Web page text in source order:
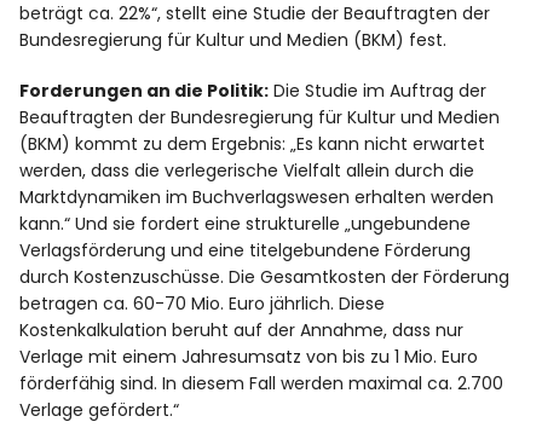
beträgt ca. 22%“, stellt eine Studie der Beauftragten der
Bundesregierung für Kultur und Medien (BKM) fest.
Forderungen an die Politik: Die Studie im Auftrag der
Beauftragten der Bundesregierung für Kultur und Medien
(BKM) kommt zu dem Ergebnis: „Es kann nicht erwartet
werden, dass die verlegerische Vielfalt allein durch die
Marktdynamiken im Buchverlagswesen erhalten werden
kann.“ Und sie fordert eine strukturelle „ungebundene
Verlagsförderung und eine titelgebundene Förderung
durch Kostenzuschüsse. Die Gesamtkosten der Förderung
betragen ca. 60-70 Mio. Euro jährlich. Diese
Kostenkalkulation beruht auf der Annahme, dass nur
Verlage mit einem Jahresumsatz von bis zu 1 Mio. Euro
förderfähig sind. In diesem Fall werden maximal ca. 2.700
Verlage gefördert.“